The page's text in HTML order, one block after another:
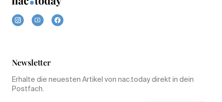
Newsletter
Erhalte die neuesten Artikel von nac.today direkt in dein
Postfach.